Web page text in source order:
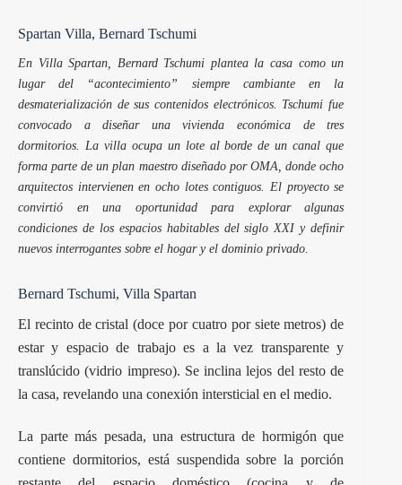
Spartan Villa, Bernard Tschumi
En Villa Spartan, Bernard Tschumi plantea la casa como un
lugar del “acontecimiento” siempre cambiante en la
desmaterialización de sus contenidos electrónicos. Tschumi fue
convocado a diseñar una vivienda económica de tres
dormitorios. La villa ocupa un lote al borde de un canal que
forma parte de un plan maestro diseñado por OMA, donde ocho
arquitectos intervienen en ocho lotes contiguos. El proyecto se
convirtió en una oportunidad para explorar algunas
condiciones de los espacios habitables del siglo XXI y definir
nuevos interrogantes sobre el hogar y el dominio privado.
Bernard Tschumi, Villa Spartan
El recinto de cristal (doce por cuatro por siete metros) de
estar y espacio de trabajo es a la vez transparente y
translúcido (vidrio impreso). Se inclina lejos del resto de
la casa, revelando una conexión intersticial en el medio.
La parte más pesada, una estructura de hormigón que
contiene dormitorios, está suspendida sobre la porción